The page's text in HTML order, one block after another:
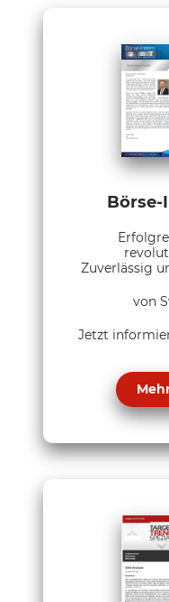
Börse-
Zuverlässig
von
Jetzt